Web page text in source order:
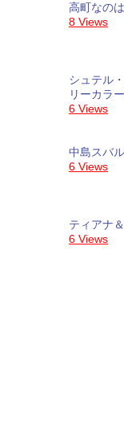
高町なの
8 Views
シュテル
リーカラ
6 Views
中島スバ
6 Views
ティアナ
6 Views